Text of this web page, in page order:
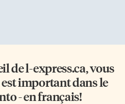
del-express.ca, vous
important dans le
- en français!